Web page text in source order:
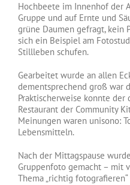
Hochbeete im Innenhof der
Gruppe und auf Ernte und
grüne Daumen gefragt, kein
sich ein Beispiel am
Stillleben schufen.
Gearbeitet wurde an allen
dementsprechend groß war
Praktischerweise konnte der
Restaurant der Community
Meinungen waren unisono:
Lebensmitteln.
Nach der Mittagspause
Gruppenfoto gemacht – mit
Thema „richtig fotografieren“